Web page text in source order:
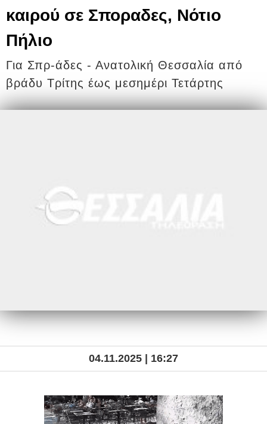
καιρού σε Σποραδες, Νότιο
Πήλιο
Για Σπρ-άδες - Ανατολική Θεσσαλία από
βράδυ Τρίτης έως μεσημέρι Τετάρτης
04.11.2025 | 16:27